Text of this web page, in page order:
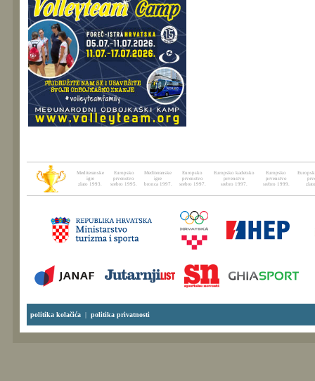
Mediteranske
igre
zlato 1993.
Europsko
prvenstvo
srebro 1995.
Mediteranske
igre
bronca 1997.
Europsko
prvenstvo
srebro 1997.
Europsko kadetsko
prvenstvo
srebro 1997.
Europsko
prvenstvo
srebro 1999.
politika kolačića| politika privatnosti